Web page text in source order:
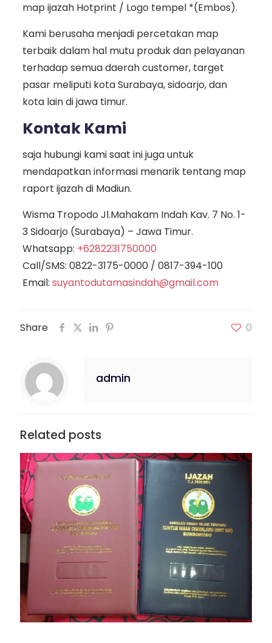
map ijazah Hotprint / Logo tempel *(Embos).
Kami berusaha menjadi percetakan map
terbaik dalam hal mutu produk dan pelayanan
terhadap semua daerah customer, target
pasar meliputi kota Surabaya, sidoarjo, dan
kota lain di jawa timur.
Kontak Kami
saja hubungi kami saat ini juga untuk
mendapatkan informasi menarik tentang map
raport ijazah di Madiun.
Wisma Tropodo Jl.Mahakam Indah Kav. 7 No. 1-
3 Sidoarjo (Surabaya) – Jawa Timur.
Whatsapp: +6282231750000
Call/SMS: 0822-3175-0000/ 0817-394-100
Email: suyantodutamasindah@gmail.com
Share 0
admin
Related posts